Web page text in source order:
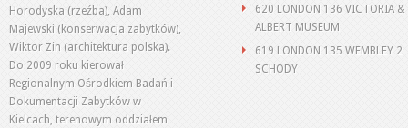
Horodyska (rzeźba), Adam
Majewski (konserwacja zabytków),
Wiktor Zin (architektura polska).
Do 2009 roku kierował
Regionalnym Ośrodkiem Badań i
Dokumentacji Zabytków w
Kielcach, terenowym oddziałem
620 LONDON 136 VICTORIA &
ALBERT MUSEUM
619 LONDON 135 WEMBLEY 2
SCHODY